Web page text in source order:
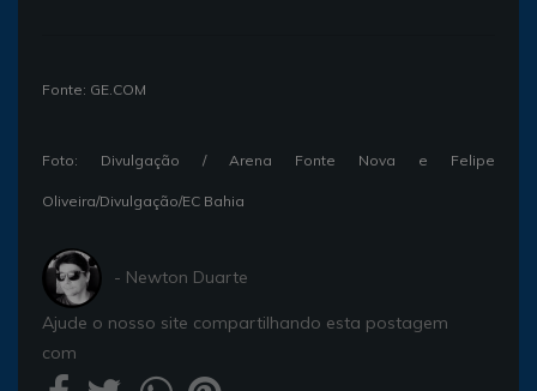
Fonte: GE.COM
Foto: Divulgação / Arena Fonte Nova e Felipe
Oliveira/Divulgação/EC Bahia
- Newton Duarte
Ajude o nosso site compartilhando esta postagem
com